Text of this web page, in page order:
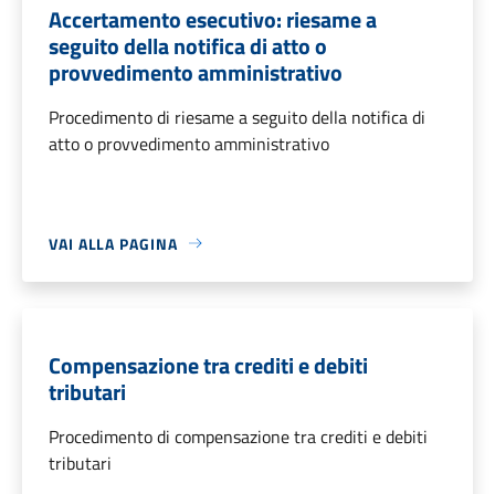
Accertamento esecutivo: riesame a
seguito della notifica di atto o
provvedimento amministrativo
Procedimento di riesame a seguito della notifica di
atto o provvedimento amministrativo
VAI ALLA PAGINA
Compensazione tra crediti e debiti
tributari
Procedimento di compensazione tra crediti e debiti
tributari